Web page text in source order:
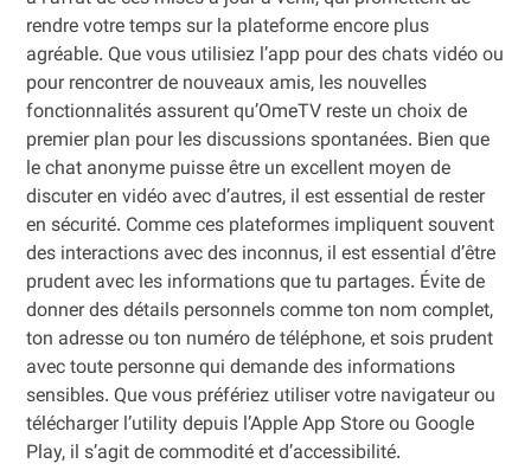
rendre votre temps sur la plateforme encore plus
agréable. Que vous utilisiez l’app pour des chats vidéo ou
pour rencontrer de nouveaux amis, les nouvelles
fonctionnalités assurent qu’OmeTV reste un choix de
premier plan pour les discussions spontanées. Bien que
le chat anonyme puisse être un excellent moyen de
discuter en vidéo avec d’autres, il est essential de rester
en sécurité. Comme ces plateformes impliquent souvent
des interactions avec des inconnus, il est essential d’être
prudent avec les informations que tu partages. Évite de
donner des détails personnels comme ton nom complet,
ton adresse ou ton numéro de téléphone, et sois prudent
avec toute personne qui demande des informations
sensibles. Que vous préfériez utiliser votre navigateur ou
télécharger l’utility depuis l’Apple App Store ou Google
Play, il s’agit de commodité et d’accessibilité.